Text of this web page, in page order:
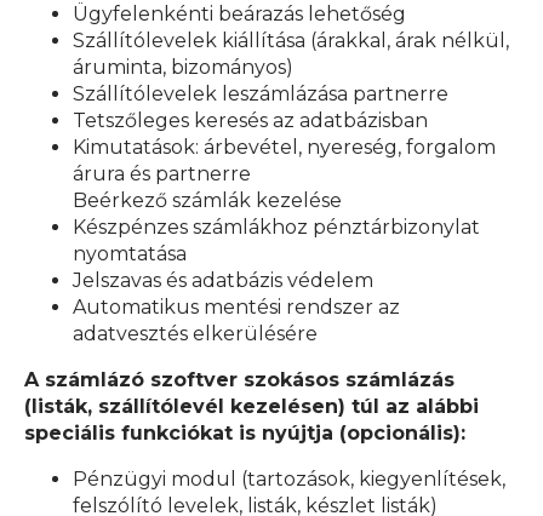
Ügyfelenkénti beárazás lehetőség
Szállítólevelek kiállítása (árakkal, árak nélkül,
áruminta, bizományos)
Szállítólevelek leszámlázása partnerre
Tetszőleges keresés az adatbázisban
Kimutatások: árbevétel, nyereség, forgalom
árura és partnerre
Beérkező számlák kezelése
Készpénzes számlákhoz pénztárbizonylat
nyomtatása
Jelszavas és adatbázis védelem
Automatikus mentési rendszer az
adatvesztés elkerülésére
A számlázó szoftver szokásos számlázás
(listák, szállítólevél kezelésen) túl az alábbi
speciális funkciókat is nyújtja (opcionális):
Pénzügyi modul (tartozások, kiegyenlítések,
felszólító levelek, listák, készlet listák)